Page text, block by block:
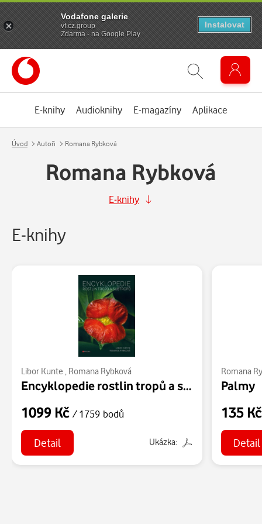
E-knihy Audioknihy E-magazíny Aplikace
Úvod Autoři Romana Rybková
Romana Rybková
E-knihy
E-knihy
Libor Kunte , Romana Rybková
Encyklopedie rostlin tropů a subtropů
1099 Kč / 1759 bodů
Detail Ukázka:
Romana
Palmy
135
Detail
Vodafone galerie
vf.cz.group
Zdarma - na Google Play
Instalovat